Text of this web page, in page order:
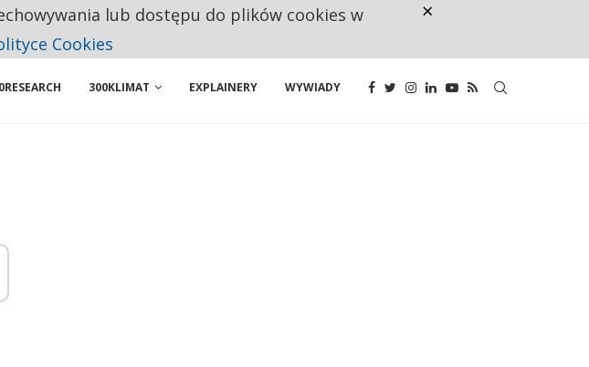
JEJ NIE POLECAJĄ
300KLIMAT EXPLAINERY WYWIADY
lub dostępu do plików cookies w
Cookies
×